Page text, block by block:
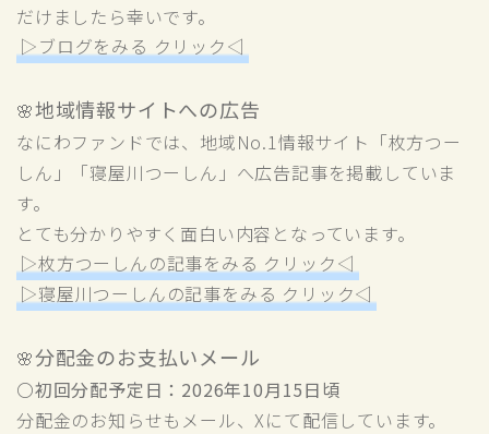
だけましたら幸いです。
▷ブログをみる クリック◁
🌸地域情報サイトへの広告
なにわファンドでは、地域No.1情報サイト「枚方つー
しん」「寝屋川つーしん」へ広告記事を掲載していま
す。
とても分かりやすく面白い内容となっています。
▷枚方つーしんの記事をみる クリック◁
▷寝屋川つーしんの記事をみる クリック◁
🌸分配金のお支払いメール
〇初回分配予定日：2026年10月15日頃
分配金のお知らせもメール、Xにて配信しています。